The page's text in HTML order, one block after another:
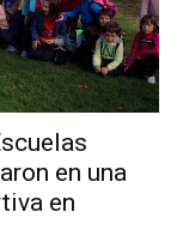
en una
en